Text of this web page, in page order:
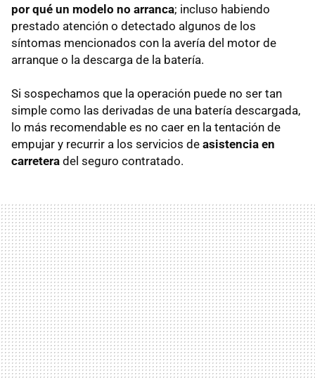
por qué un modelo no arranca; incluso habiendo
prestado atención o detectado algunos de los
síntomas mencionados con la avería del motor de
arranque o la descarga de la batería.
Si sospechamos que la operación puede no ser tan
simple como las derivadas de una batería descargada,
lo más recomendable es no caer en la tentación de
empujar y recurrir a los servicios de asistencia en
carretera del seguro contratado.